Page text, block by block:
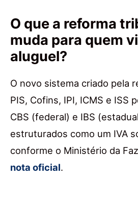
O que a reforma
muda para quem
aluguel?
O novo sistema criado pela
PIS, Cofins, IPI, ICMS e ISS
CBS (federal) e IBS
estruturados como um IVA
conforme o Ministério da
nota oficial.